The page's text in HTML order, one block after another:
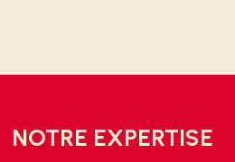
NOTRE EXPERTISE